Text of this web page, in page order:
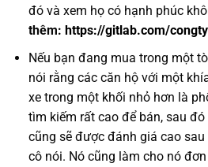
đó và xem họ có hạnh phúc
thêm: https://gitlab.com/
Nếu bạn đang mua trong một
nói rằng các căn hộ với một
xe trong một khối nhỏ hơn là
tìm kiếm rất cao để bán, sau
cũng sẽ được đánh giá cao sau
cô nói. Nó cũng làm cho nó